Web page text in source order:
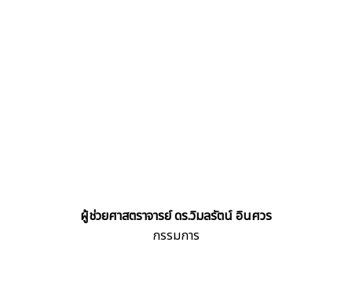
ผู้ช่วยศาสตราจารย์ ดร.วิมลรัตน์ อินศวร
กรรมการ